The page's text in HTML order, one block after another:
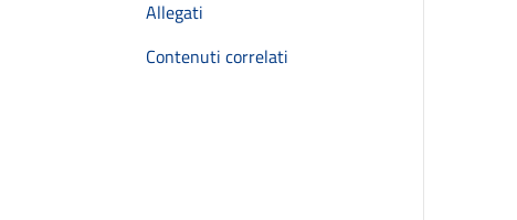
Allegati
Contenuti correlati